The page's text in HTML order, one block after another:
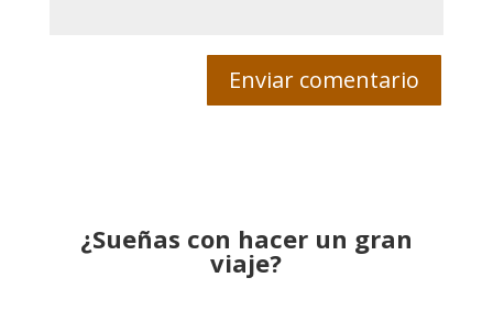
¿Sueñas con hacer un gran
viaje?